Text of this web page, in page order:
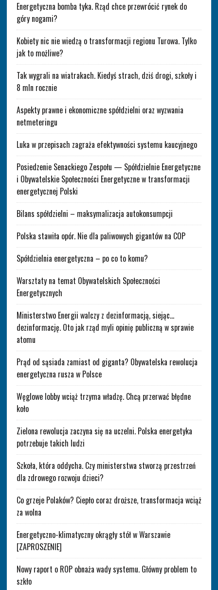
Energetyczna bomba tyka. Rząd chce przewrócić rynek do
góry nogami?
Kobiety nic nie wiedzą o transformacji regionu Turowa. Tylko
jak to możliwe?
Tak wygrali na wiatrakach. Kiedyś strach, dziś drogi, szkoły i
8 mln rocznie
Aspekty prawne i ekonomiczne spółdzielni oraz wyzwania
netmeteringu
Luka w przepisach zagraża efektywności systemu kaucyjnego
Posiedzenie Senackiego Zespołu — Spółdzielnie Energetyczne
i Obywatelskie Społeczności Energetyczne w transformacji
energetycznej Polski
Bilans spółdzielni – maksymalizacja autokonsumpcji
Polska stawiła opór. Nie dla paliwowych gigantów na COP
Spółdzielnia energetyczna – po co to komu?
Warsztaty na temat Obywatelskich Społeczności
Energetycznych
Ministerstwo Energii walczy z dezinformacją, siejąc…
dezinformację. Oto jak rząd myli opinię publiczną w sprawie
atomu
Prąd od sąsiada zamiast od giganta? Obywatelska rewolucja
energetyczna rusza w Polsce
Węglowe lobby wciąż trzyma władzę. Chcą przerwać błędne
koło
Zielona rewolucja zaczyna się na uczelni. Polska energetyka
potrzebuje takich ludzi
Szkoła, która oddycha. Czy ministerstwa stworzą przestrzeń
dla zdrowego rozwoju dzieci?
Co grzeje Polaków? Ciepło coraz droższe, transformacja wciąż
za wolna
Energetyczno-klimatyczny okrągły stół w Warszawie
[ZAPROSZENIE]
Nowy raport o ROP obnaża wady systemu. Główny problem to
szkło